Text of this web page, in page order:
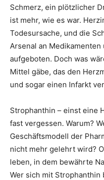
Schmerz, ein plötzlicher
ist mehr, wie es war.
Todesursache, und die
Arsenal an
aufgeboten. Doch was
Mittel gäbe, das den
und sogar einen Infarkt
Strophanthin – einst eine
fast vergessen. Warum?
Geschäftsmodell der
nicht mehr gelehrt wird?
leben, in dem bewährte
Wer sich mit